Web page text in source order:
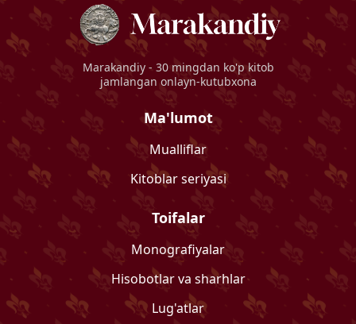
Marakandiy - 30 mingdan ko'p kitob
jamlangan onlayn-kutubxona
Ma'lumot
Mualliflar
Kitoblar seriyasi
Toifalar
Monografiyalar
Hisobotlar va sharhlar
Lug'atlar